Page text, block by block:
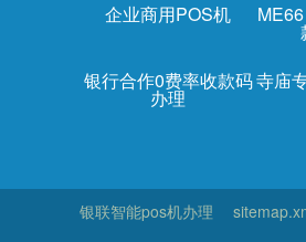
企业商用POS机
银行合作0费率收款码
办理
寺庙
银联智能pos机办理